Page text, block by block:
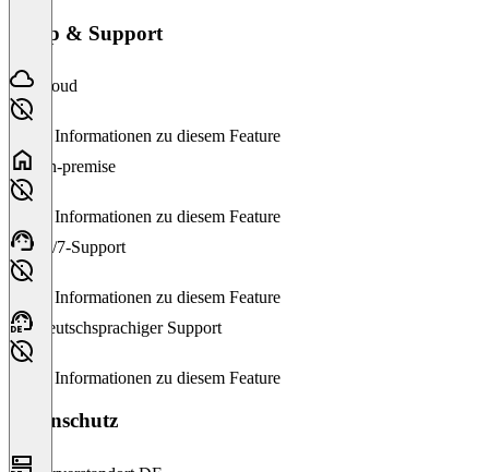
Setup & Support
Cloud
Keine Informationen zu diesem Feature
On-premise
Keine Informationen zu diesem Feature
24/7-Support
Keine Informationen zu diesem Feature
Deutschsprachiger Support
Keine Informationen zu diesem Feature
Datenschutz